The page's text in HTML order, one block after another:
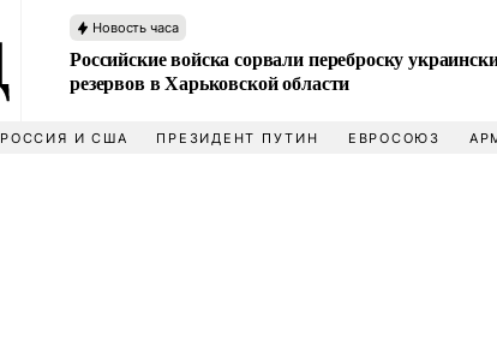
Новость часа
Российские войска сорвали переброску
резервов в Харьковской области
РОССИЯ И США ПРЕЗИДЕНТ ПУТИН ЕВРОСОЮЗ